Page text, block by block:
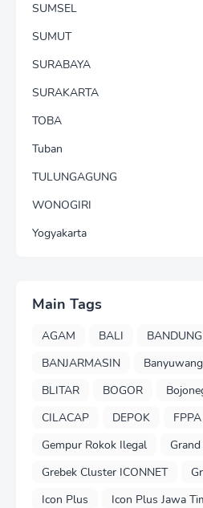
SUMSEL
SUMUT
SURABAYA
SURAKARTA
TOBA
Tuban
TULUNGAGUNG
WONOGIRI
Yogyakarta
Main Tags
AGAM BALI BANDUNG
BANJARMASIN
BLITAR
BOGOR
CILACAP
DEPOK
FPPA
Gempur Rokok Ilegal
Grebek Cluster ICONNET
Icon Plus
Icon Plus Jawa